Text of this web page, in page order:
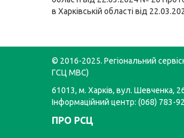
в Харківській області від
© 2016-2025. Регіональний
ГСЦ МВС)
61013, м. Харків, вул. Шевченка,
Інформаційний центр: (068) 783-
ПРО РСЦ